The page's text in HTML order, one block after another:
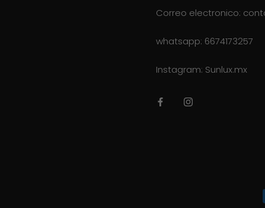
Correo electronico:
whatsapp: 6674173257
Instagram: Sunlux.mx